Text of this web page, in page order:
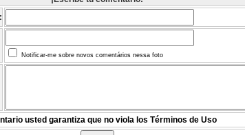
Notificar-me sobre novos comentários nessa foto
usted garantiza que no viola los Términos de Uso